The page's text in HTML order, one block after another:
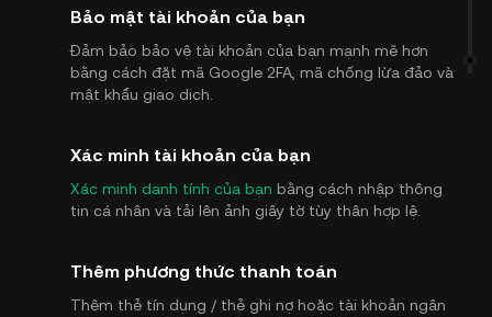
Bảo mật tài khoản của bạn
Đảm bảo bảo vệ tài khoản của bạn mạnh mẽ hơn
bằng cách đặt mã Google 2FA, mã chống lừa đảo và
mật khẩu giao dịch.
Xác minh tài khoản của bạn
Xác minh danh tính của bạn bằng cách nhập thông
tin cá nhân và tải lên ảnh giấy tờ tùy thân hợp lệ.
Thêm phương thức thanh toán
Thêm thẻ tín dụng / thẻ ghi nợ hoặc tài khoản ngân